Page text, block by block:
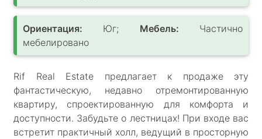
Ориентация: Юг; Мебель: Частично
мебелировано
Rif Real Estate предлагает к продаже эту
фантастическую, недавно отремонтированную
квартиру, спроектированную для комфорта и
доступности. Забудьте о лестницах! При входе вас
встретит практичный холл, ведущий в просторную